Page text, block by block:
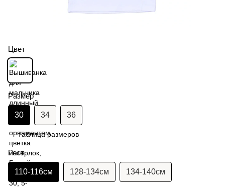
Цвет
Размер
30 34 36
Таблица размеров
Рост
110-116см 128-134см 134-140см